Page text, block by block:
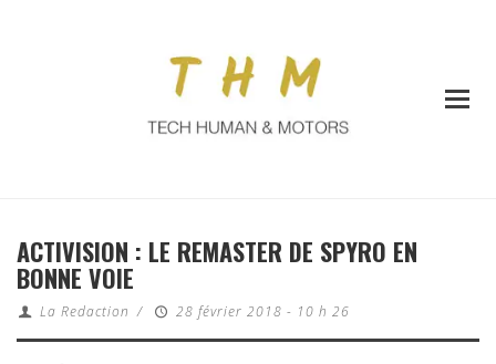
ACTIVISION : LE REMASTER DE SPYRO EN
BONNE VOIE
La Redaction / 28 février 2018 - 10 h 26